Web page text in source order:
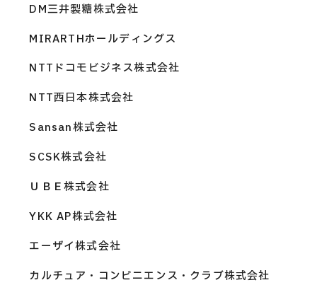
DM三井製糖株式会社
MIRARTHホールディングス
NTTドコモビジネス株式会社
NTT西日本株式会社
Sansan株式会社
SCSK株式会社
ＵＢＥ株式会社
YKK AP株式会社
エーザイ株式会社
カルチュア・コンビニエンス・クラブ株式会社